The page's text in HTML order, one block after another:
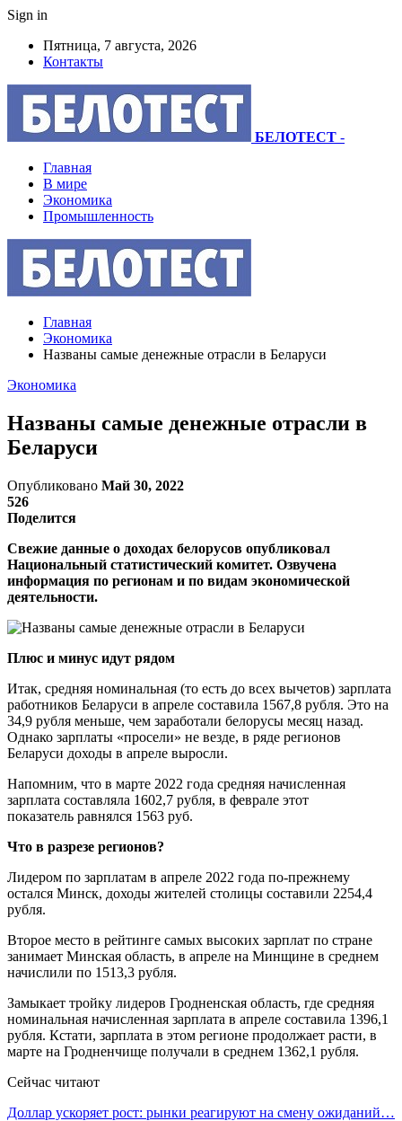
Sign in
Пятница, 7 августа, 2026
Контакты
БЕЛОТЕСТ -
Главная
В мире
Экономика
Промышленность
Главная
Экономика
Названы самые денежные отрасли в Беларуси
Экономика
Названы самые денежные отрасли в
Беларуси
Опубликовано Май 30, 2022
526
Поделится
Свежие данные о доходах белорусов опубликовал
Национальный статистический комитет. Озвучена
информация по регионам и по видам экономической
деятельности.
Плюс и минус идут рядом
Итак, средняя номинальная (то есть до всех вычетов) зарплата
работников Беларуси в апреле составила 1567,8 рубля. Это на
34,9 рубля меньше, чем заработали белорусы месяц назад.
Однако зарплаты «просели» не везде, в ряде регионов
Беларуси доходы в апреле выросли.
Напомним, что в марте 2022 года средняя начисленная
зарплата составляла 1602,7 рубля, в феврале этот
показатель равнялся 1563 руб.
Что в разрезе регионов?
Лидером по зарплатам в апреле 2022 года по-прежнему
остался Минск, доходы жителей столицы составили 2254,4
рубля.
Второе место в рейтинге самых высоких зарплат по стране
занимает Минская область, в апреле на Минщине в среднем
начислили по 1513,3 рубля.
Замыкает тройку лидеров Гродненская область, где средняя
номинальная начисленная зарплата в апреле составила 1396,1
рубля. Кстати, зарплата в этом регионе продолжает расти, в
марте на Гродненчище получали в среднем 1362,1 рубля.
Сейчас читают
Доллар ускоряет рост: рынки реагируют на смену ожиданий…